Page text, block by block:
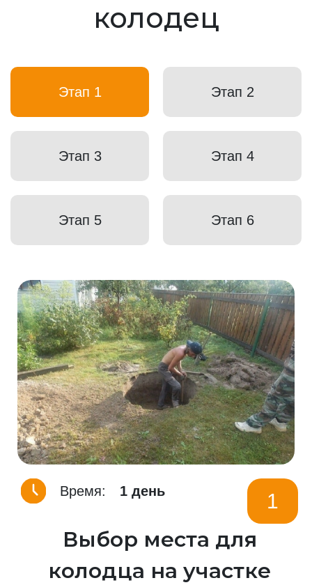
колодец
Этап 1 Этап 2
Этап 3 Этап 4
Этап 5 Этап 6
Время: 1 день 1
Выбор места для
колодца на участке